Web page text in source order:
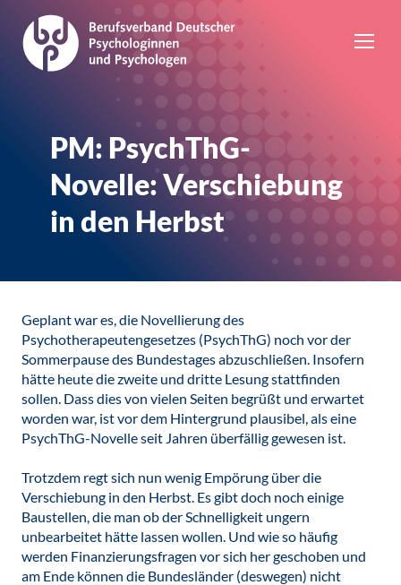
PM: PsychThG-
Novelle: Verschiebung
in den Herbst
Geplant war es, die Novellierung des
Psychotherapeutengesetzes (PsychThG) noch vor der
Sommerpause des Bundestages abzuschließen. Insofern
hätte heute die zweite und dritte Lesung stattfinden
sollen. Dass dies von vielen Seiten begrüßt und erwartet
worden war, ist vor dem Hintergrund plausibel, als eine
PsychThG-Novelle seit Jahren überfällig gewesen ist.
Trotzdem regt sich nun wenig Empörung über die
Verschiebung in den Herbst. Es gibt doch noch einige
Baustellen, die man ob der Schnelligkeit ungern
unbearbeitet hätte lassen wollen. Und wie so häufig
werden Finanzierungsfragen vor sich her geschoben und
am Ende können die Bundesländer (deswegen) nicht